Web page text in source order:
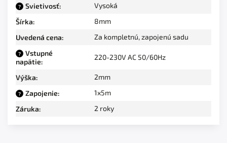
? Svietivosť:
Vysoká
Šírka:
8mm
Uvedená cena: Za kompletnú, zapojenú sadu
?
Vstupné
napätie:
220-230V AC 50/60Hz
Výška: 2mm
? Zapojenie:
1x5m
Záruka: 2 roky